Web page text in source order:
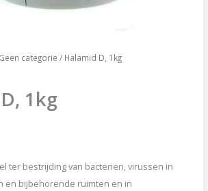
Geen categorie / Halamid D, 1kg
1kg
ter bestrijding van bacterien, virussen in
en bijbehorende ruimten en in